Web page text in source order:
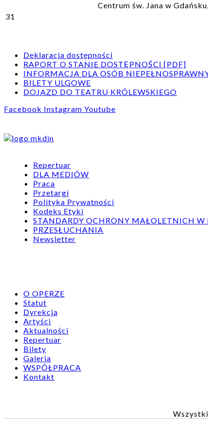
Centrum św. Jana w
31
Deklaracja dostępności
RAPORT O STANIE DOSTĘPNOŚCI [PDF]
INFORMACJA DLA OSÓB
BILETY ULGOWE
DOJAZD DO TEATRU KRÓLEWSKIEGO
Facebook Instagram Youtube
Repertuar
DLA MEDIÓW
Praca
Przetargi
Polityka Prywatności
Kodeks Etyki
STANDARDY OCHRONY MAŁOLETNICH W
PRZESŁUCHANIA
Newsletter
O OPERZE
Statut
Dyrekcja
Artyści
Aktualności
Repertuar
Bilety
Galeria
WSPÓŁPRACA
Kontakt